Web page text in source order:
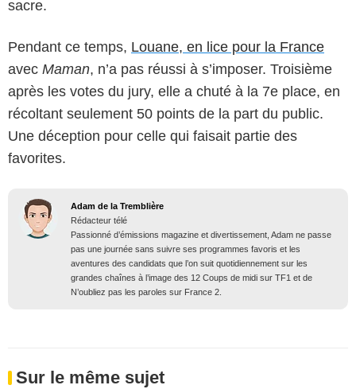
sacre.
Pendant ce temps, Louane, en lice pour la France
avec Maman, n’a pas réussi à s’imposer. Troisième
après les votes du jury, elle a chuté à la 7e place, en
récoltant seulement 50 points de la part du public.
Une déception pour celle qui faisait partie des
favorites.
Adam de la Tremblière
Rédacteur télé
Passionné d’émissions magazine et divertissement, Adam ne passe
pas une journée sans suivre ses programmes favoris et les
aventures des candidats que l’on suit quotidiennement sur les
grandes chaînes à l’image des 12 Coups de midi sur TF1 et de
N’oubliez pas les paroles sur France 2.
Sur le même sujet